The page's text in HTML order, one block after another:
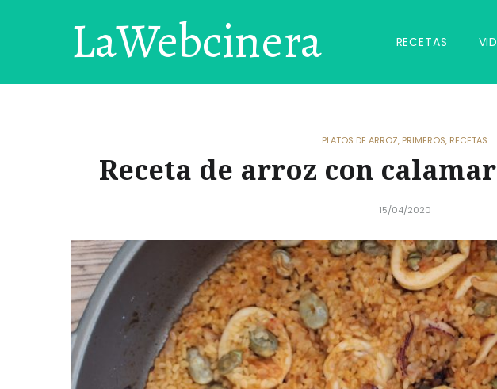
LaWebcinera RECETAS
PLATOS DE ARROZ, PRIMEROS, RECETAS
Receta de arroz con
15/04/2020